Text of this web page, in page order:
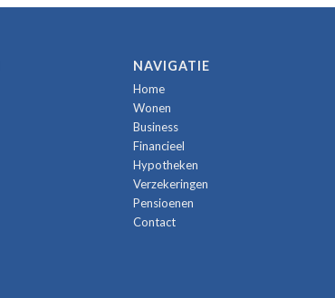
NAVIGATIE
Home
Wonen
Business
Financieel
Hypotheken
Verzekeringen
Pensioenen
Contact